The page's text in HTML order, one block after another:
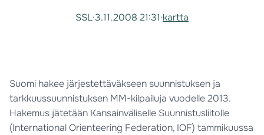
SSL·3.11.2008 21:31·kartta
Suomi hakee järjestettäväkseen suunnistuksen ja
tarkkuussuunnistuksen MM-kilpailuja vuodelle 2013.
Hakemus jätetään Kansainväliselle Suunnistusliitolle
(International Orienteering Federation, IOF) tammikuussa